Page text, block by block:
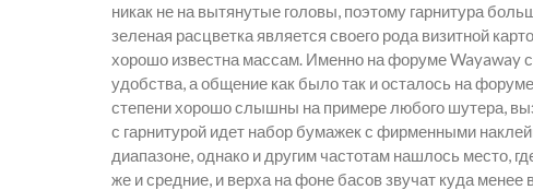
никак не на вытянутые головы, поэтому гарнитура
зеленая расцветка является своего рода визитной
хорошо известна массам. Именно на форуме Wayaway
удобства, а общение как было так и осталось на
степени хорошо слышны на примере любого шутера,
с гарнитурой идет набор бумажек с фирменными
диапазоне, однако и другим частотам нашлось место,
же и средние, и верха на фоне басов звучат куда менее